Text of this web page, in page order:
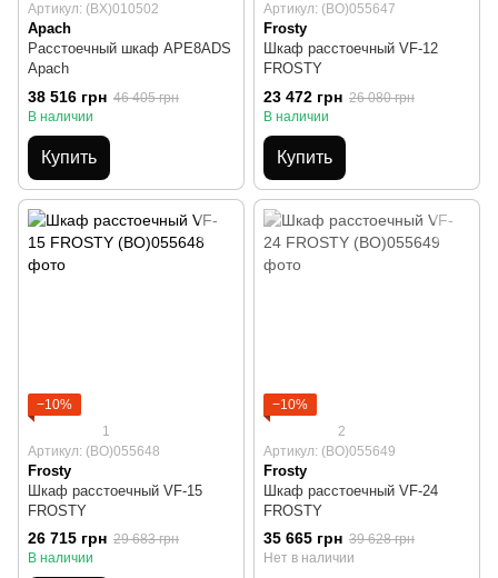
Артикул: (BX)010502
Apach
Расстоечный шкаф APE8ADS
Apach
38 516 грн 46 405 грн
В наличии
Купить
Артикул: (BO)055647
Frosty
Шкаф расстоечный VF-12
FROSTY
23 472 грн 26 080 грн
В наличии
Купить
−10%
1
Артикул: (BO)055648
Frosty
Шкаф расстоечный VF-15
FROSTY
26 715 грн 29 683 грн
В наличии
−10%
2
Артикул: (BO)055649
Frosty
Шкаф расстоечный VF-24
FROSTY
35 665 грн 39 628 грн
Нет в наличии